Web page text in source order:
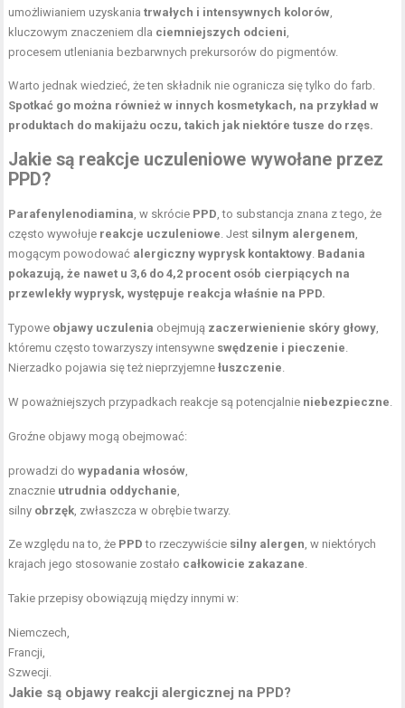
umożliwianiem uzyskaniatrwałych i intensywnych kolorów
kluczowym znaczeniem dla ciemniejszych odcieni
procesem utleniania bezbarwnych prekursorów do pigmentów.
Warto jednak wiedzieć, że ten składnik nie ogranicza się tylko do farb.
Spotkać go można również w innych kosmetykach, na przykład w
produktach do makijażu oczu, takich jak niektóre tusze do rzęs.
Jakie są reakcje uczuleniowe wywołane przez
PPD?
Parafenylenodiamina , w skrócie PPD , to substancja znana z tego, że
często wywołuje reakcje uczuleniowe . Jest silnym alergenem
mogącym powodować alergiczny wyprysk kontaktowy Badania
pokazują, że nawet u 3,6 do 4,2 procent osób cierpiących na
przewlekły wyprysk, występuje reakcja właśnie na PPD.
Typowe objawy uczulenia obejmują zaczerwienienie skóry głowy
któremu często towarzyszy intensywne swędzenie i pieczenie
Nierzadko pojawia się też nieprzyjemnełuszczenie
W poważniejszych przypadkach reakcje są potencjalnie niebezpieczne
Groźne objawy mogą obejmować:
prowadzi dowypadania włosów
znacznie utrudnia oddychanie
silny obrzęk , zwłaszcza w obrębie twarzy.
Ze względu na to, że PPD to rzeczywiście silny alergen , w niektórych
krajach jego stosowanie zostało całkowicie zakazane
Takie przepisy obowiązują między innymi w:
Niemczech,
Francji,
Szwecji.
Jakie są objawy reakcji alergicznej na PPD?